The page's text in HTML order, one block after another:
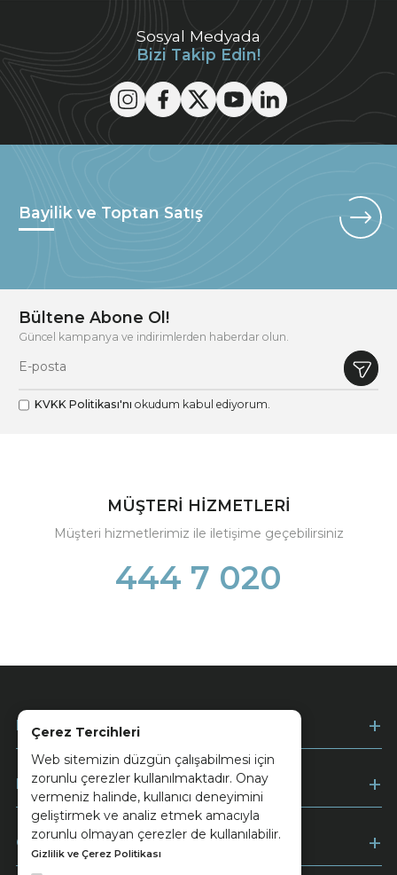
Çerez Tercihleri
Web sitemizin düzgün çalışabilmesi için
zorunlu çerezler kullanılmaktadır. Onay
vermeniz halinde, kullanıcı deneyimini
geliştirmek ve analiz etmek amacıyla
zorunlu olmayan çerezler de kullanılabilir.
Gizlilik ve Çerez Politikası
Sosyal Medyada
Bizi Takip Edin!
Bayilik ve Toptan Satış
Bültene Abone Ol!
Güncel kampanya ve indirimlerden haberdar olun.
KVKK Politikası'nı okudum kabul ediyorum.
MÜŞTERİ HİZMETLERİ
Müşteri hizmetlerimiz ile iletişime geçebilirsiniz
444 7 020
Kurumsal
Müşteri Hizmetleri
Ödeme